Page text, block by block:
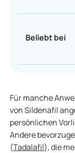
Beliebt bei
Für manche
von Sildenafil
persönlichen
Andere
(Tadalafil), die